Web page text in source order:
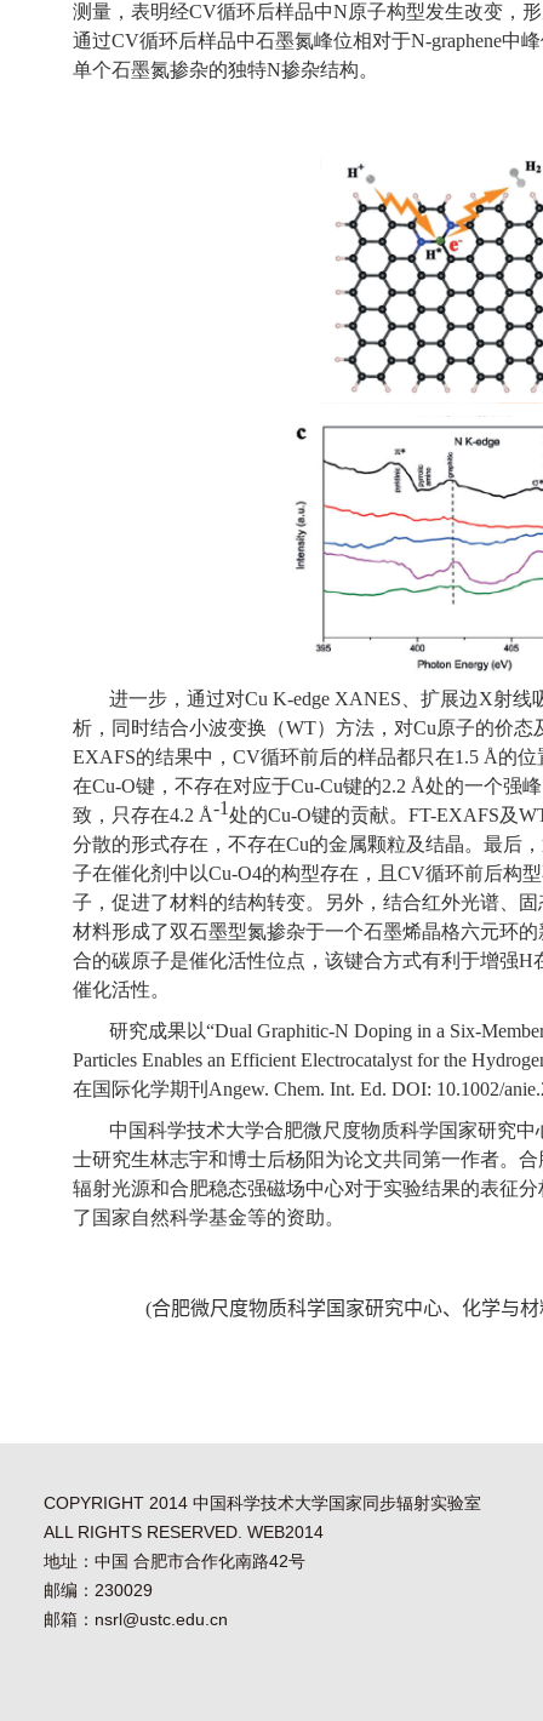
测量，表明经CV循环后样品中N原子构型发生改变，
通过CV循环后样品中石墨氮峰位相对于N-graphene中
单个石墨氮掺杂的独特N掺杂结构。
进一步，通过对Cu K-edge XANES 、扩展边X射线
析，同时结合小波变换（WT）方法，对Cu原子的价态
EXAFS的结果中， CV循环前后的样品都只在1.5 Å的位
在Cu-O键，不存在对应于Cu-Cu键的2.2 Å处的一个强
致，只存在4.2 Å-1处的Cu-O键的贡献。 FT-EXAFS及
分散的形式存在，不存在Cu的金属颗粒及结晶。最后
子在催化剂中以Cu-O4的构型存在，且 CV循环前后构
子，促进了材料的结构转变。另外，结合红外光谱、
材料形成了双石墨型氮掺杂于一个石墨烯晶格六元环
合的碳原子是催化活性位点，该键合方式有利于增强H
催化活性。
研究成果以“Dual Graphitic-N Doping in a Six-
Particles Enables an Efficient Electrocatalyst for the
在国际化学期刊 Angew. Chem. Int. Ed. DOI: 10.1002/
中国科学技术大学合肥微尺度物质科学国家研究
士研究生林志宇和博士后杨阳为论文共同第一作者。
辐射光源和合肥稳态强磁场中心对于实验结果的表征
了国家自然科学基金等的资助。
(合肥微尺度物质科学国家研究中心、化学与
COPYRIGHT 2014 中国科学技术大学国家同步辐射实验室
ALL RIGHTS RESERVED. WEB2014
地址：中国 合肥市合作化南路42号
邮编：230029
邮箱：nsrl@ustc.edu.cn